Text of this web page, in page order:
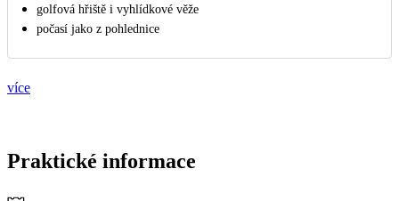
golfová hřiště i vyhlídkové věže
počasí jako z pohlednice
více
Praktické informace